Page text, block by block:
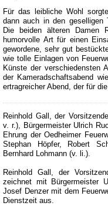
Für das leibliche Wohl
dann auch in den geselligen
Die beiden älteren Damen
humorvolle Art für einen
gewordene, sehr gut
wie tolle Einlagen von
Künste der verschiedensten
der Kameradschaftsabend
ertragreicher Abend, der für
Reinhold Gall, der
v. r.), Bürgermeister Ulrich
Ehrung der Oedheimer
Stephan Höpfer, Robert
Bernhard Lohmann (v. li.).
Reinhold Gall, der
zeichnet mit Bürgermeister
Josef Denzer mit dem
Dienstzeit aus.